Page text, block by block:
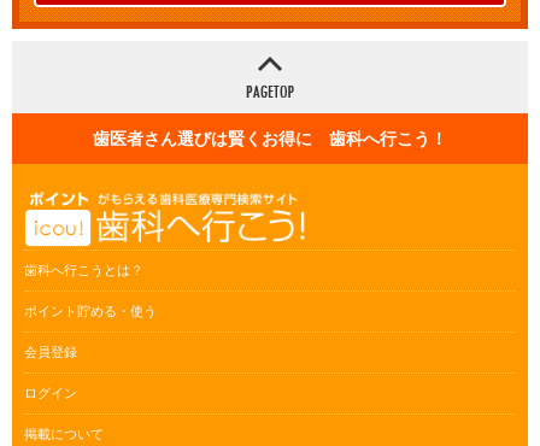
歯医者さん選びは賢くお得に 歯科へ行こう！
歯科へ行こうとは？
ポイント貯める・使う
会員登録
ログイン
掲載について